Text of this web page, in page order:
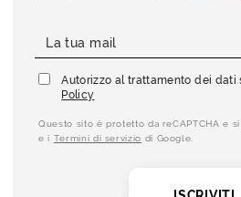
Autorizzo al trattamento dei dati
Policy
Questo sito è protetto da reCAPTCHA e
e i Termini di servizio di Google.